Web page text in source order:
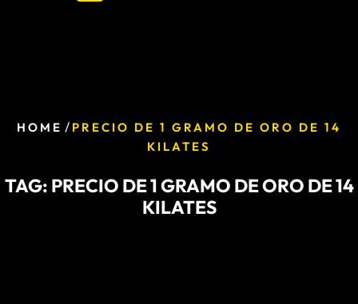
HOME / PRECIO DE 1 GRAMO DE ORO DE 14
KILATES
TAG: PRECIO DE 1 GRAMO DE ORO DE 14
KILATES